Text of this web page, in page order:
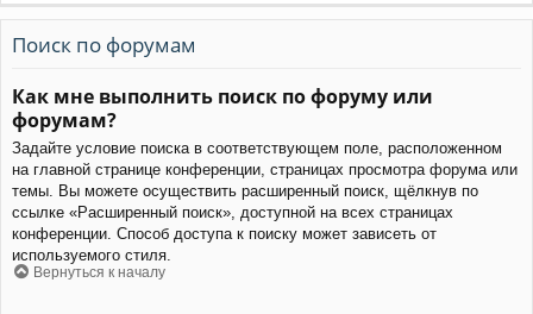
Поиск по форумам
Как мне выполнить поиск по форуму или
форумам?
Задайте условие поиска в соответствующем поле, расположенном
на главной странице конференции, страницах просмотра форума или
темы. Вы можете осуществить расширенный поиск, щёлкнув по
ссылке «Расширенный поиск», доступной на всех страницах
конференции. Способ доступа к поиску может зависеть от
используемого стиля.
Вернуться к началу